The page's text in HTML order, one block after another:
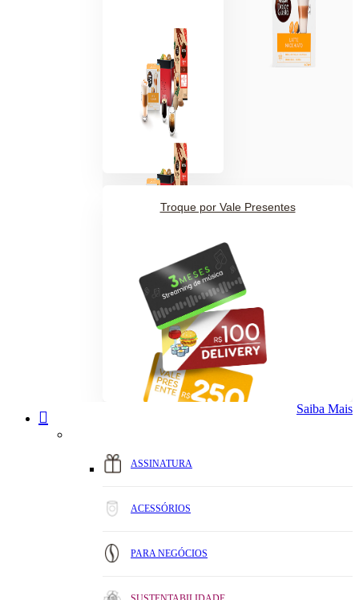
Troque por Vale Presentes
Saiba Mais
ASSINATURA
ACESSÓRIOS
PARA NEGÓCIOS